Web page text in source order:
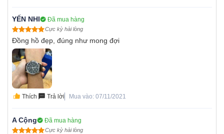
YẾN NHI Đã mua hàng
Cực kỳ hài lòng
Đồng hồ đẹp, đúng như mong đợi
Thích Trả lời Mua vào: 07/11/2021
A Cộng Đã mua hàng
Cực kỳ hài lòng